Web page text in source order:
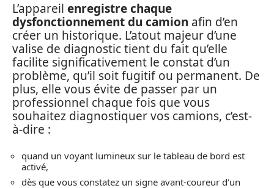
L’appareil enregistre chaque
dysfonctionnement du camion afin d’en
créer un historique. L’atout majeur d’une
valise de diagnostic tient du fait qu’elle
facilite significativement le constat d’un
problème, qu’il soit fugitif ou permanent. De
plus, elle vous évite de passer par un
professionnel chaque fois que vous
souhaitez diagnostiquer vos camions, c’est-
à-dire :
quand un voyant lumineux sur le tableau de bord est
activé,
dès que vous constatez un signe avant-coureur d’un